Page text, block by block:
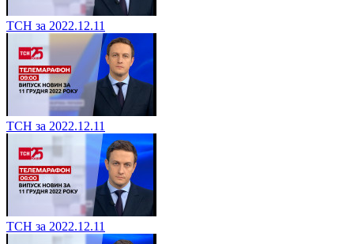
ТСН за 2022.12.11
ТСН за 2022.12.11
ТСН за 2022.12.11